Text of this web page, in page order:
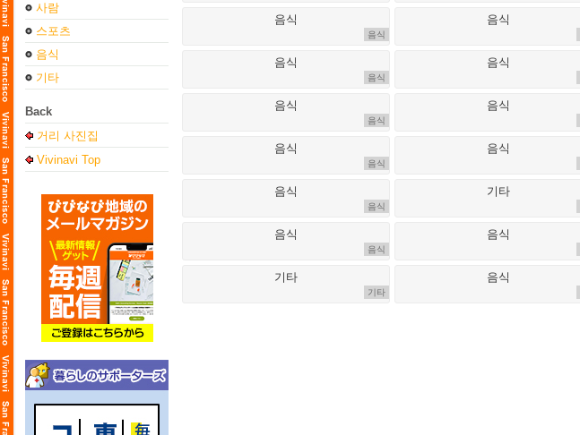
사람
스포츠
음식
기타
Back
거리 사진집
Vivinavi Top
음식
음식
음식
음식
음식
음식
기타